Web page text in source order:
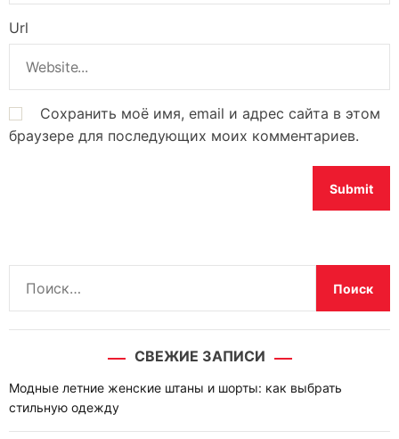
Url
Сохранить моё имя, email и адрес сайта в этом
браузере для последующих моих комментариев.
:
СВЕЖИЕ ЗАПИСИ
Модные летние женские штаны и шорты: как выбрать
стильную одежду